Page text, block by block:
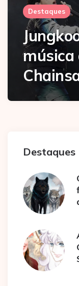
Destaques
música
Destaques